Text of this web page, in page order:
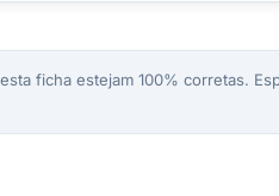
ficha estejam 100% corretas.